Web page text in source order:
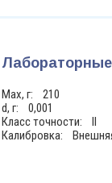
Лабораторные
Max, г: 210
d, г: 0,001
Класс точности: II
Калибровка: